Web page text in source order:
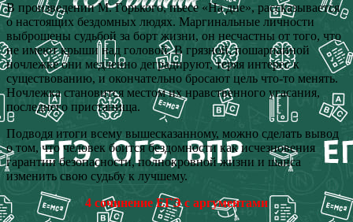
В произведении М. Горького, пьесе «На дне», рассказывается
о настоящих бездомных людях. Маргинальные личности
выброшены судьбой за борт жизни, он несчастны от того, что
не имеют крыши над головой. В грязной, пошарпанной
ночлежке они медленно деградируют, теряя интерес к
существованию, и окончательно бросают цель что-то менять.
Ночлежка становится местом их нравственного угасания,
последнего пристанища.
Подводя итоги всему вышесказанному, можно сделать вывод
о том, что человек боится бездомности как исчезновения
гарантии безопасности, полнокровной жизни и шанса
изменить свою судьбу к лучшему.
4 сочинение ЕГЭ с аргументами